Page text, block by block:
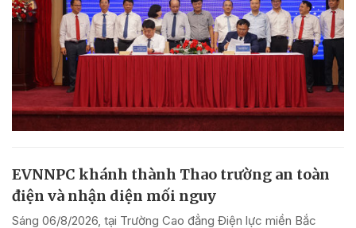
EVNNPC khánh thành Thao trường an toàn
điện và nhận diện mối nguy
Sáng 06/8/2026, tại Trường Cao đẳng Điện lực miền Bắc